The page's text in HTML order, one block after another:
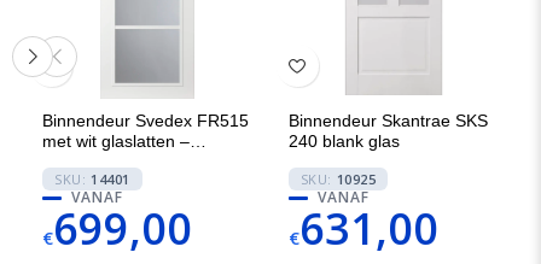
Binnendeur Svedex FR515
met wit glaslatten –
SKU: 14401
VANAF
€699,00
Binnendeur Skantrae SKS
240 blank glas
SKU: 10925
VANAF
€631,00